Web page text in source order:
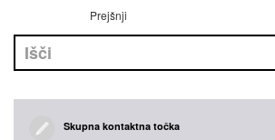
Prejšnji
Skupna kontaktna točka